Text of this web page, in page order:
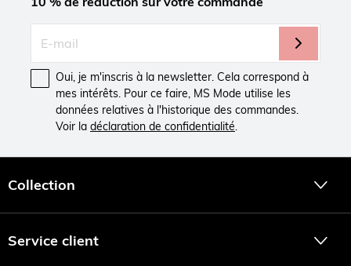
Oui, je m'inscris à la newsletter. Cela correspond à
mes intérêts. Pour ce faire, MS Mode utilise les
données relatives à l'historique des commandes.
Voir la déclaration de confidentialité.
Collection
Service client